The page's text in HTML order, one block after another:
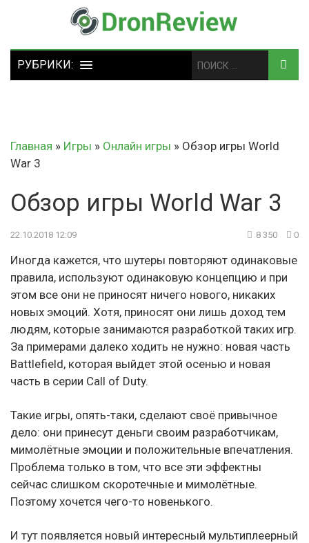
Главная » Игры » Онлайн игры » Обзор игры World
War 3
Обзор игры World War 3
22.10.2018 12:09 8 350 0
Иногда кажется, что шутеры повторяют одинаковые
правила, используют одинаковую концепцию и при
этом все они не приносят ничего нового, никаких
новых эмоций. Хотя, приносят они лишь доход тем
людям, которые занимаются разработкой таких игр.
За примерами далеко ходить не нужно: новая часть
Battlefield, которая выйдет этой осенью и новая
часть в серии Call of Duty.
Такие игры, опять-таки, сделают своё привычное
дело: они принесут деньги своим разработчикам,
мимолётные эмоции и положительные впечатления.
Проблема только в том, что все эти эффектны
сейчас слишком скоротечные и мимолётные.
Поэтому хочется чего-то новенького.
И тут появляется новый интересный мультиплеерный